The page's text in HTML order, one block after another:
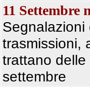
11 Settembre
Segnalazioni
trasmissioni,
trattano delle
settembre